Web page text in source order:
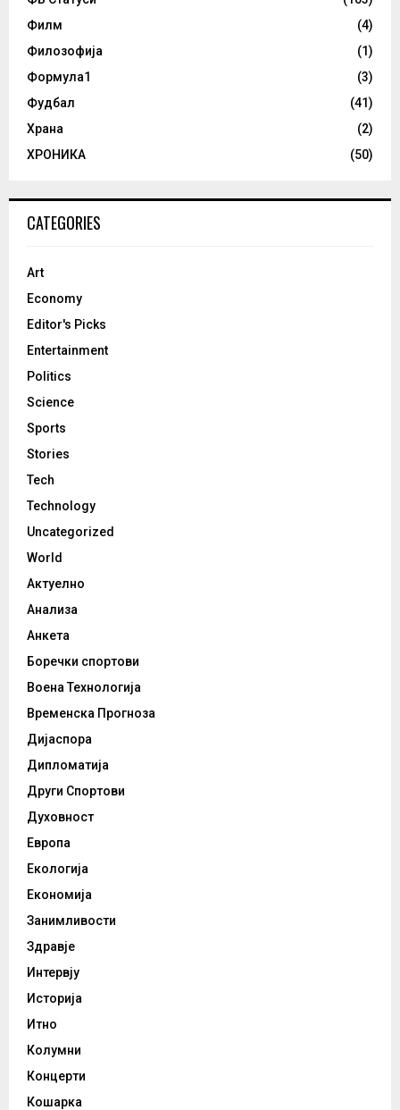
Филм
(4)
Филозофија
(1)
Формула1
(3)
Фудбал
(41)
Храна
(2)
ХРОНИКА
(50)
CATEGORIES
Art
Economy
Editor's Picks
Entertainment
Politics
Science
Sports
Stories
Tech
Technology
Uncategorized
World
Актуелно
Анализа
Анкета
Боречки спортови
Воена Технологија
Временска Прогноза
Дијаспора
Дипломатија
Други Спортови
Духовност
Европа
Екологија
Економија
Занимливости
Здравје
Интервју
Историја
Итно
Колумни
Концерти
Кошарка